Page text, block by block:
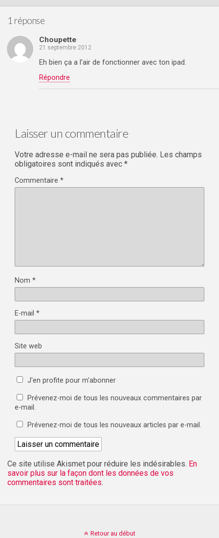
1 réponse
Choupette
21 septembre 2012
Eh bien ça a l’air de fonctionner avec ton ipad.
Répondre
Laisser un commentaire
Votre adresse e-mail ne sera pas publiée. Les champs
obligatoires sont indiqués avec *
Commentaire *
Nom *
E-mail *
Site web
J'en profite pour m'abonner
Prévenez-moi de tous les nouveaux commentaires par
e-mail.
Prévenez-moi de tous les nouveaux articles par e-mail.
Ce site utilise Akismet pour réduire les indésirables. En
savoir plus sur la façon dont les données de vos
commentaires sont traitées.
Retour au début